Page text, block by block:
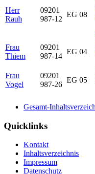
Herr
Rauh
09201
987-12
EG 08
Frau
Thiem
09201
987-14
EG 04
Frau
Vogel
09201
987-26
EG 05
Gesamt-
Quicklinks
Kontakt
Inhaltsverzeichnis
Impressum
Datenschutz